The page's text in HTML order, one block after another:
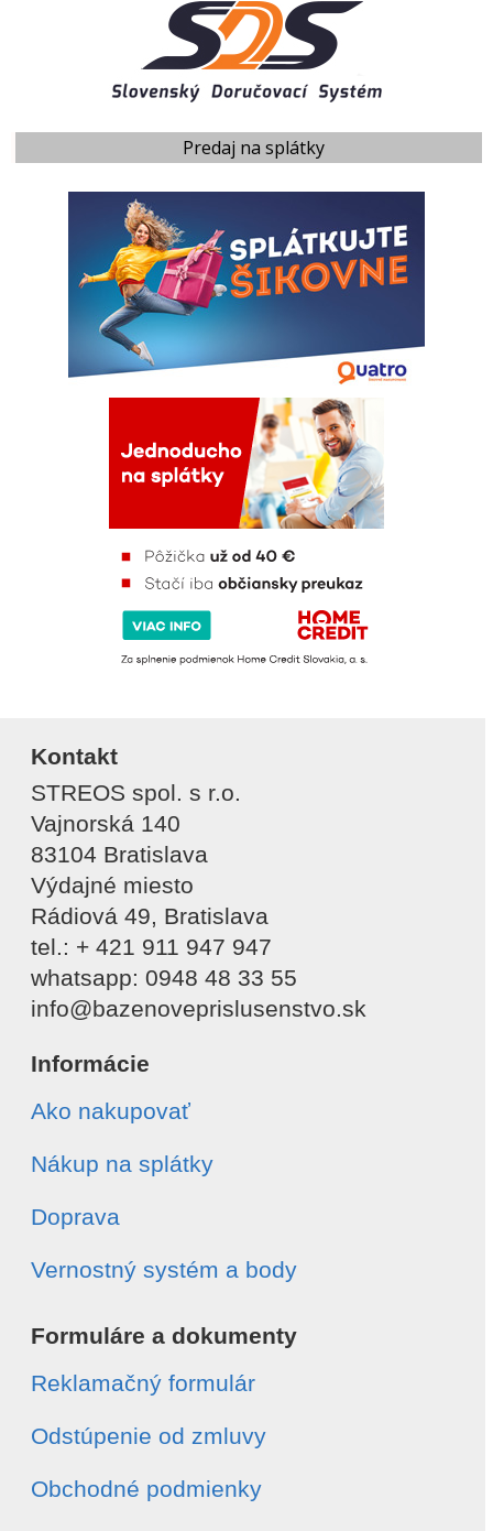
Predaj na splátky
Kontakt
STREOS spol. s r.o.
Vajnorská 140
83104 Bratislava
Výdajné miesto
Rádiová 49, Bratislava
tel.: + 421 911 947 947
whatsapp: 0948 48 33 55
info@bazenoveprislusenstvo.sk
Informácie
Ako nakupovať
Nákup na splátky
Doprava
Vernostný systém a body
Formuláre a dokumenty
Reklamačný formulár
Odstúpenie od zmluvy
Obchodné podmienky